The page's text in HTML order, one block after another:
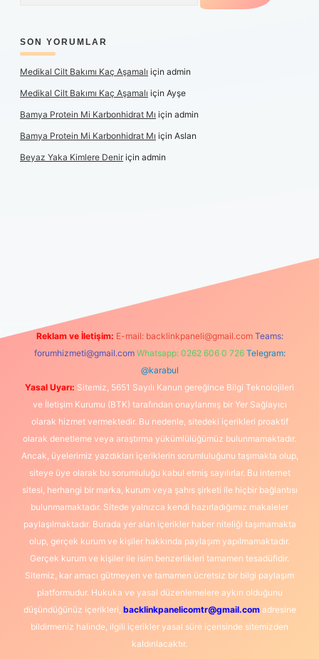
SON YORUMLAR
Medikal Cilt Bakımı Kaç Aşamalı için admin
Medikal Cilt Bakımı Kaç Aşamalı için Ayşe
Bamya Protein Mi Karbonhidrat Mı için admin
Bamya Protein Mi Karbonhidrat Mı için Aslan
Beyaz Yaka Kimlere Deniriçin admin
Reklam ve İletişim: E-mail: backlinkpaneli@gmail.com Teams:
forumhizmeti@gmail.com Whatsapp: 0262 606 0 726 Telegram:
@karabul
Yasal Uyarı: Sitemiz, 5651 Sayılı Kanun gereğince Bilgi Teknolojileri
ve İletişim Kurumu (BTK) tarafından onaylanmış bir Yer Sağlayıcı
olarak hizmet vermektedir. Bu nedenle, sitedeki içerikleri proaktif
olarak denetleme veya araştırma yükümlülüğümüz bulunmamaktadır.
Ancak, üyelerimiz yazdıkları içeriklerin sorumluluğunu taşımakta olup,
siteye üye olarak bu sorumluluğu kabul etmiş sayılırlar. Bu internet
sitesi, herhangi bir marka, kurum veya şahıs şirketi ile hiçbir bağlantısı
bulunmamaktadır. Sitede yalnızca kendi hazırladığımız makaleler
paylaşılmaktadır. Burada yer alan içerikler haber niteliği taşımamakta
olup, gerçek kurum ve kişiler hakkında paylaşım yapılmamaktadır.
Gerçek kurum ve kişiler ile isim benzerlikleri tamamen tesadüfidir.
Sitemiz, kar amacı gütmeyen ve tamamen ücretsiz bir bilgi paylaşım
platformudur. Hukuka ve yasal düzenlemelere aykırı olduğunu
düşündüğünüz içerikleri, backlinkpanelicomtr@gmail.comadresine
bildirmeniz halinde, ilgili içerikler yasal süre içerisinde sitemizden
kaldırılacaktır.